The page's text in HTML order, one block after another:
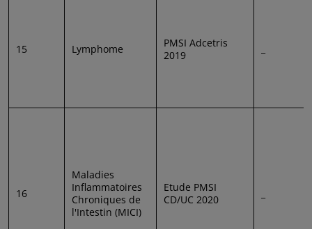
15 Lymphome
PMSI Adcetris
2019
16
Maladies
Inflammatoires
Chroniques de
l'Intestin (MICI)
Etude PMSI
CD/UC 2020